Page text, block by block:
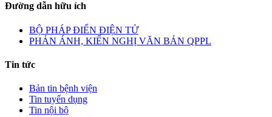
Đường dẫn hữu ích
BỘ PHÁP ĐIỂN ĐIỆN TỬ
PHẢN ÁNH, KIẾN NGHỊ VĂN BẢN QPPL
Tin tức
Bản tin bệnh viện
Tin tuyển dụng
Tin nội bộ